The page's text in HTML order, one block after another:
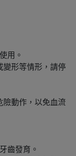
用。
形等情形，請停
動作，以免血流
齒發育。